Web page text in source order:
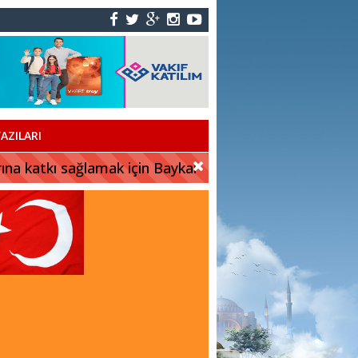
katkı sağlamak için Baykar